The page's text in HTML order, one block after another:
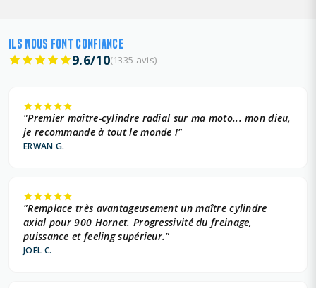
ILS NOUS FONT CONFIANCE
9.6/10(1335 avis)
"Premier maître-cylindre radial sur ma moto... mon dieu,
je recommande à tout le monde !"
ERWAN G.
"Remplace très avantageusement un maître cylindre
axial pour 900 Hornet. Progressivité du freinage,
puissance et feeling supérieur."
JOËL C.